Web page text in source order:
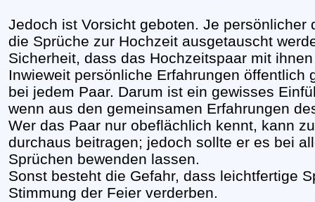
Jedoch ist Vorsicht geboten. Je persönlicher
die Sprüche zur Hochzeit ausgetauscht
Sicherheit, dass das Hochzeitspaar mit
Inwieweit persönliche Erfahrungen öffentlich
bei jedem Paar. Darum ist ein gewisses
wenn aus den gemeinsamen Erfahrungen
Wer das Paar nur obeflächlich kennt, kann
durchaus beitragen; jedoch sollte er es bei
Sprüchen bewenden lassen.
Sonst besteht die Gefahr, dass leichtfertige
Stimmung der Feier verderben.